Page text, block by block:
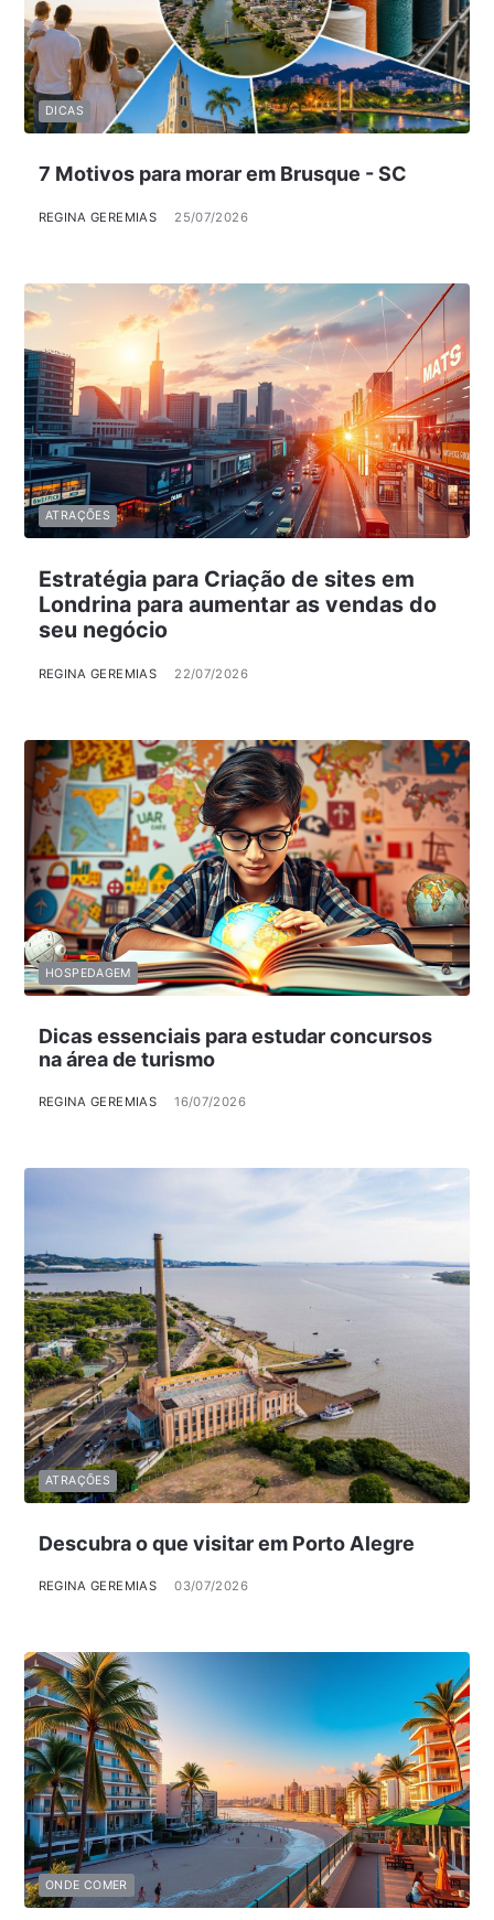
7 Motivos para morar em Brusque - SC
REGINA GEREMIAS 25/07/2026
DICAS
Estratégia para Criação de sites em
Londrina para aumentar as vendas do
seu negócio
REGINA GEREMIAS 22/07/2026
ATRAÇÕES
Dicas essenciais para estudar concursos
na área de turismo
REGINA GEREMIAS 16/07/2026
HOSPEDAGEM
Descubra o que visitar em Porto Alegre
REGINA GEREMIAS 03/07/2026
ATRAÇÕES
ONDE COMER